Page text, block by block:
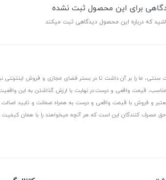
برای این محصول ثبت نشده
که درباره این محصول دیدگاهی ثبت میکند
سنتی، ما را بر آن داشت تا در بستر فضای مجازی و فروش
مناسب، قیمت واقعی و درست.در نهایت با ارزش گذاشتن به این
معتبر و فروش با قیمت واقعی و درست به همراه ضمانت و تایید
مصرف کنندگان این است که هر آنچه میخواهند را با همان کیفیت و